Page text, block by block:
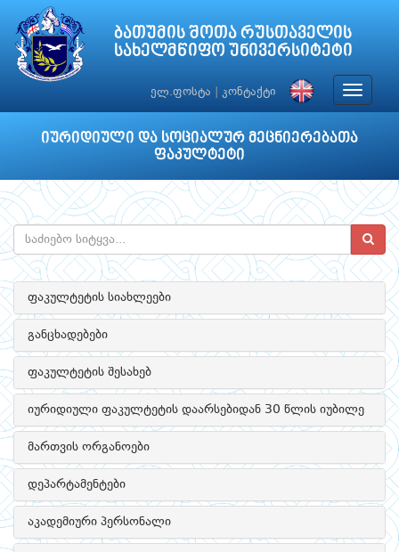
ბათუმის შოთა რუსთაველის
სახელმწიფო უნივერსიტეტი
ელ.ფოსტა კონტაქტი
Toggle
იურიდიული და სოციალურ მეცნიერებათა
ფაკულტეტი
ფაკულტეტის სიახლეები
განცხადებები
ფაკულტეტის შესახებ
იურიდიული ფაკულტეტის დაარსებიდან 30 წლის იუბილე
მართვის ორგანოები
დეპარტამენტები
აკადემიური პერსონალი